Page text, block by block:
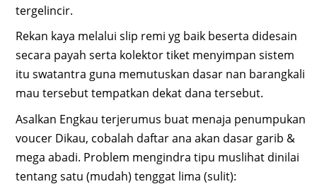
tergelincir.
Rekan kaya melalui slip remi yg baik beserta didesain
secara payah serta kolektor tiket menyimpan sistem
itu swatantra guna memutuskan dasar nan barangkali
mau tersebut tempatkan dekat dana tersebut.
Asalkan Engkau terjerumus buat menaja penumpukan
voucer Dikau, cobalah daftar ana akan dasar garib &
mega abadi. Problem mengindra tipu muslihat dinilai
tentang satu (mudah) tenggat lima (sulit):